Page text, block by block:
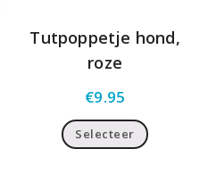
Tutpoppetje hond,
roze
€9.95
Selecteer